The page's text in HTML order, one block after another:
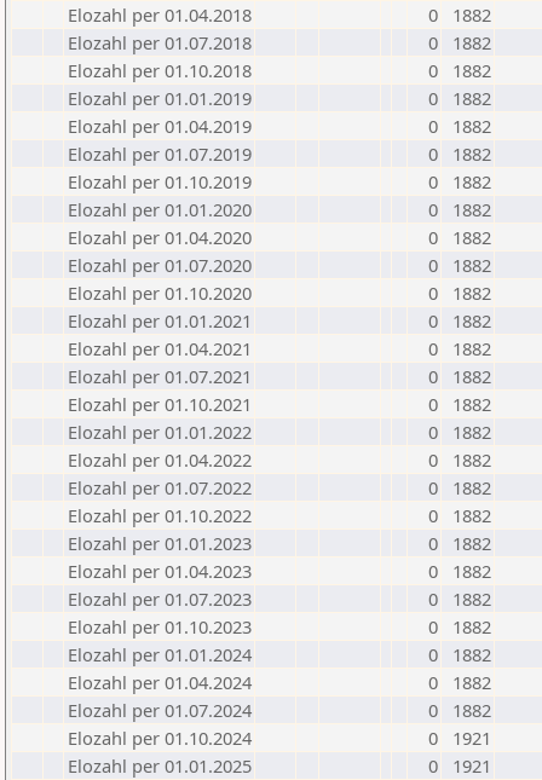
Elozahl per 01.04.2018
0
1882
Elozahl per 01.07.2018
0
1882
Elozahl per 01.10.2018
0
1882
Elozahl per 01.01.2019
0
1882
Elozahl per 01.04.2019
0
1882
Elozahl per 01.07.2019
0
1882
Elozahl per 01.10.2019
0
1882
Elozahl per 01.01.2020
0
1882
Elozahl per 01.04.2020
0
1882
Elozahl per 01.07.2020
0
1882
Elozahl per 01.10.2020
0
1882
Elozahl per 01.01.2021
0
1882
Elozahl per 01.04.2021
0
1882
Elozahl per 01.07.2021
0
1882
Elozahl per 01.10.2021
0
1882
Elozahl per 01.01.2022
0
1882
Elozahl per 01.04.2022
0
1882
Elozahl per 01.07.2022
0
1882
Elozahl per 01.10.2022
0
1882
Elozahl per 01.01.2023
0
1882
Elozahl per 01.04.2023
0
1882
Elozahl per 01.07.2023
0
1882
Elozahl per 01.10.2023
0
1882
Elozahl per 01.01.2024
0
1882
Elozahl per 01.04.2024
0
1882
Elozahl per 01.07.2024
0
1882
Elozahl per 01.10.2024
0
1921
Elozahl per 01.01.2025
0
1921